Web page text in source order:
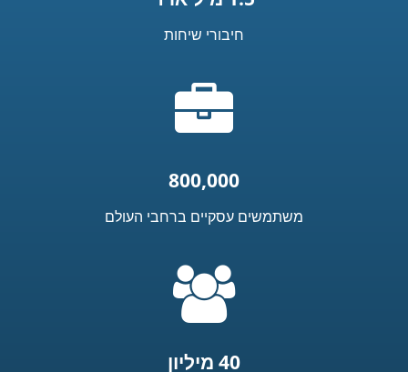
חיבורי שיחות
מזוודה
800,000
משתמשים עסקיים ברחבי העולם
40 מיליון